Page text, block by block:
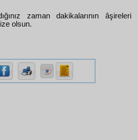
zaman dakikalarının âşireleri
olsun.